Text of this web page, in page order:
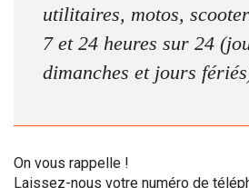
utilitaires, motos,
7 et 24 heures sur 24
dimanches et jours
On vous rappelle !
Laissez-nous votre numéro de